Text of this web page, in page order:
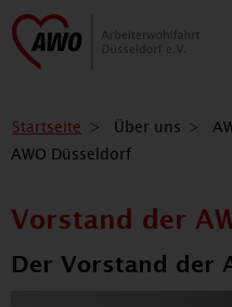
Startseite Über uns
AWO Düsseldorf
Vorstand der
Der Vorstand der